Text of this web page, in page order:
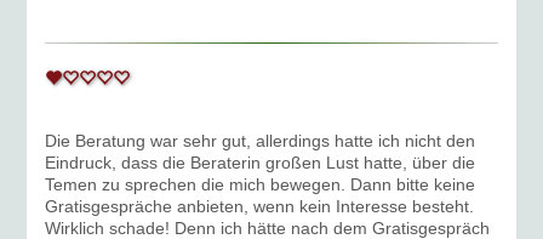
Die Beratung war sehr gut, allerdings hatte ich nicht den
Eindruck, dass die Beraterin großen Lust hatte, über die
Temen zu sprechen die mich bewegen. Dann bitte keine
Gratisgespräche anbieten, wenn kein Interesse besteht.
Wirklich schade! Denn ich hätte nach dem Gratisgespräch